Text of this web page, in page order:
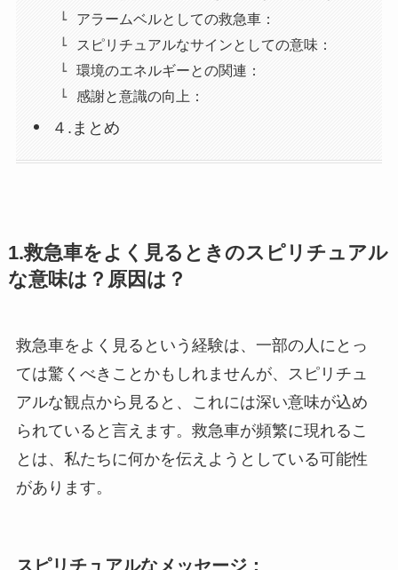
アラームベルとしての救急車：
スピリチュアルなサインとしての意味：
環境のエネルギーとの関連：
感謝と意識の向上：
４.まとめ
1.救急車をよく見るときのスピリチュアル
な意味は？原因は？
救急車をよく見るという経験は、一部の人にとっ
ては驚くべきことかもしれませんが、スピリチュ
アルな観点から見ると、これには深い意味が込め
られていると言えます。救急車が頻繁に現れるこ
とは、私たちに何かを伝えようとしている可能性
があります。
スピリチュアルなメッセージ：